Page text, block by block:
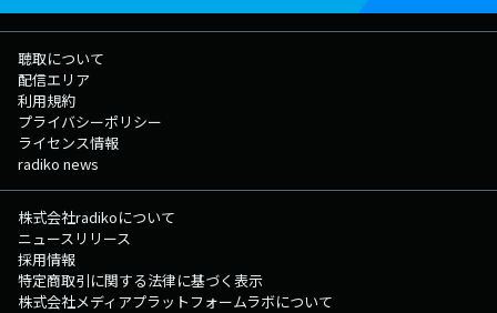
聴取について
配信エリア
利用規約
プライバシーポリシー
ライセンス情報
radiko news
株式会社radikoについて
ニュースリリース
採用情報
特定商取引に関する法律に基づく表示
株式会社メディアプラットフォームラボについて